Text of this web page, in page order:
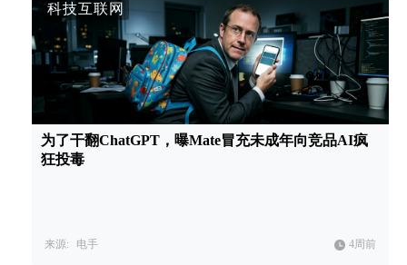
科技互联网
为了干翻ChatGPT，曝Mate冒充未成年向竞品AI疯
狂投毒
来源: 电手 4周前